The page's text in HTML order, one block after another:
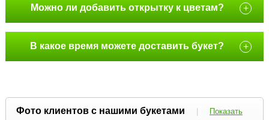
Можно ли добавить открытку к цветам? +
В какое время можете доставить букет? +
Фото клиентов с нашими букетами |
Показать